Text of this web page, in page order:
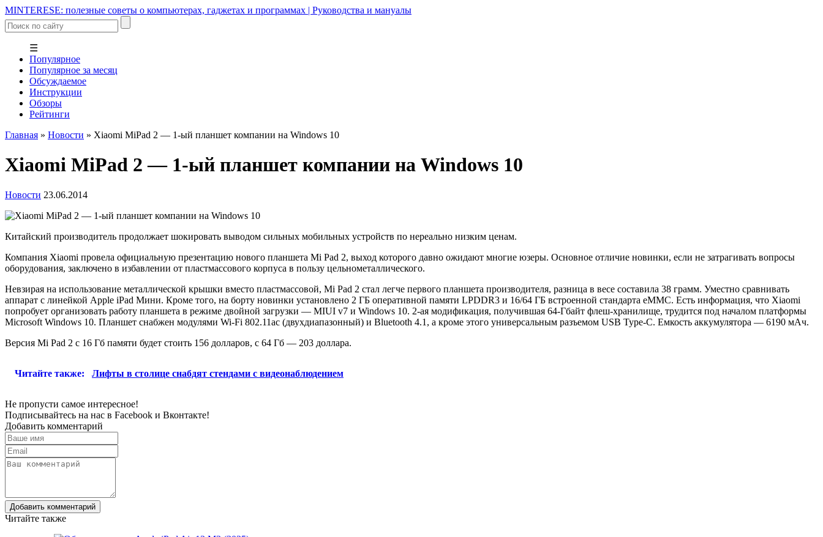
MINTERESE: полезные советы о компьютерах, гаджетах и программах | Руководства и мануалы
☰
Популярное
Популярное за месяц
Обсуждаемое
Инструкции
Обзоры
Рейтинги
Главная » Новости » Xiaomi MiPad 2 — 1-ый планшет компании на Windows 10
Xiaomi MiPad 2 — 1-ый планшет компании на Windows 10
Новости 23.06.2014
Китайский производитель продолжает шокировать выводом сильных мобильных устройств по нереально низким ценам.
Компания Xiaomi провела официальную презентацию нового планшета Mi Pad 2, выход которого давно ожидают многие юзеры. Основное отличие новинки, если не затрагивать вопросы
оборудования, заключено в избавлении от пластмассового корпуса в пользу цельнометаллического.
Невзирая на использование металлической крышки вместо пластмассовой, Mi Pad 2 стал легче первого планшета производителя, разница в весе составила 38 грамм. Уместно сравнивать
аппарат с линейкой Apple iPad Мини. Кроме того, на борту новинки установлено 2 ГБ оперативной памяти LPDDR3 и 16/64 ГБ встроенной стандарта eMMC. Есть информация, что Xiaomi
попробует организовать работу планшета в режиме двойной загрузки — MIUI v7 и Windows 10. 2-ая модификация, получившая 64-Гбайт флеш-хранилище, трудится под началом платформы
Microsoft Windows 10. Планшет снабжен модулями Wi-Fi 802.11ac (двухдиапазонный) и Bluetooth 4.1, а кроме этого универсальным разъемом USB Type-C. Емкость аккумулятора — 6190 мАч.
Версия Mi Pad 2 с 16 Гб памяти будет стоить 156 долларов, с 64 Гб — 203 доллара.
Читайте также: Лифты в столице снабдят стендами с видеонаблюдением
Не пропусти самое интересное!
Подписывайтесь на нас в Facebook и Вконтакте!
Добавить комментарий
Добавить комментарий
Читайте также